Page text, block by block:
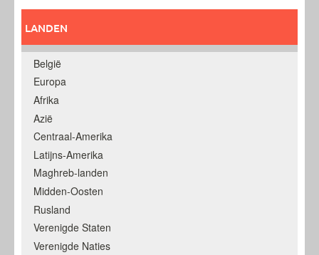
LANDEN
België
Europa
Afrika
Azië
Centraal-Amerika
Latijns-Amerika
Maghreb-landen
Midden-Oosten
Rusland
Verenigde Staten
Verenigde Naties